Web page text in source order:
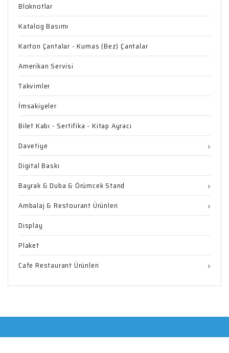
Bloknotlar
Katalog Basımı
Karton Çantalar - Kumas (Bez) Çantalar
Amerikan Servisi
Takvimler
İmsakiyeler
Bilet Kabı - Sertifika - Kitap Ayracı
Davetiye
Digital Baskı
Bayrak & Duba & Örümcek Stand
Ambalaj & Restourant Ürünleri
Display
Plaket
Cafe Restaurant Ürünleri